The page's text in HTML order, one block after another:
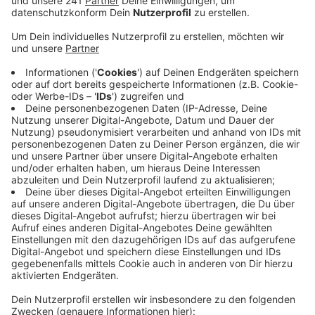
Die Nachfrage nach Grippeimpfungen sei in diesem
Jahr aufgrund der Coronapandemie und der
Empfehlungen aus der Politik größer als sonst. Auch
kämen die Nachfragen viel früher als in den
vergangenen Jahren. Hausärzte und Apotheken haben
weitere Impfdosen bestellt, sie rechnen ab Ende
Oktober mit Nachschub. Laut Pick mache es Sinn sich
bei seiner Apotheke auf eine Warteliste setzen zu
lassen. Eine Impfung ist vor allem für chronisch Kranke
und Menschen über 60 ratsam. Durch Abstandhalten
und das Tragen einer Mund-Nase-Maske kann man sich
auch wirksam gegen Grippeviren schützen.